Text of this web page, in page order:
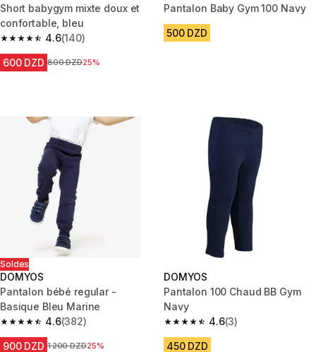
Short babygym mixte doux et
confortable, bleu
4.6
4.6 out of 5 stars from 140 reviews
(140)
600 DZD Prix avant la réduction
800 DZD25%
Pantalon Baby Gym 100 Navy
500 DZD
Soldes
DOMYOS
Pantalon bébé regular -
Basique Bleu Marine
4.6
4.6 out of 5 stars from 382 reviews
(382)
900 DZD Prix avant la réduction
1 200 DZD25%
DOMYOS
Pantalon 100 Chaud BB Gym
Navy
4.6
4.6 out of 5 stars from 3
(3)
450 DZD